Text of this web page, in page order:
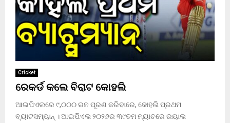
Cricket
ରେକର୍ଡ କଲେ ବିରାଟ କୋହଲି
ଆଇପିଏଲରେ ୯,୦୦୦ ରନ ପୂରଣ କରିବାରେ, କୋହଲି ପ୍ରଥମ
ବ୍ୟାଟସମ୍ୟାନ୍ । ଆଇପିଏଲ ୨୦୨୬ର ୩୯ତମ ମ୍ୟାଚରେ ରୟାଲ